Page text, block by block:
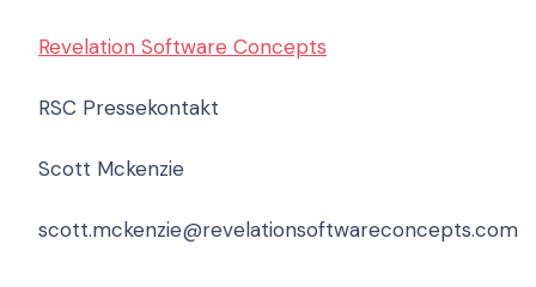
Revelation Software Concepts
RSC Pressekontakt
Scott Mckenzie
scott.mckenzie@revelationsoftwareconcepts.com